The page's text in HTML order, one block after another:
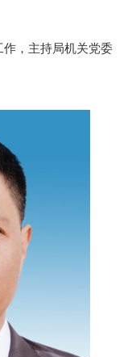
，主持局机关党委